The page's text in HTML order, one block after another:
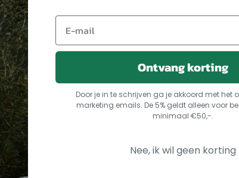
conserveermiddelen
snack naast de dagelijkse voeding. Je
af, zodat alles lekker vers blijft. Zorg
Ontvang korting
Door je in te schrijven ga je akkoord met het
marketing emails. De 5% geldt alleen voor
minimaal €50,-.
Nee, ik wil geen korting